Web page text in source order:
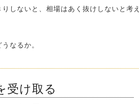
しないと、相場はあく抜けしないと考え
なるか。
受け取る